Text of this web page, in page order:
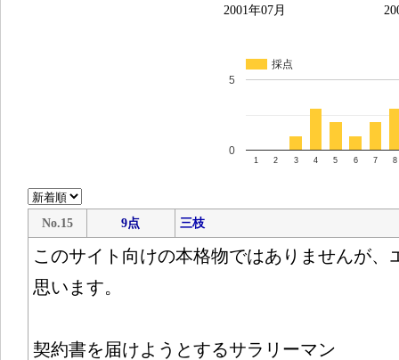
2001年07月
採点
1 2 3 4 5 6 7 8
0
5
No.15 9点 三枝
このサイト向けの本格物ではありませんが、
思います。
契約書を届けようとするサラリーマン